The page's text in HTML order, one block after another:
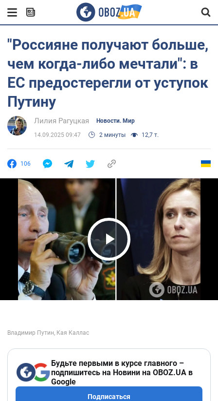
"Россияне получают больше,
чем когда-либо мечтали": в
ЕС предостерегли от уступок
Путину
Лилия Рагуцкая Новости. Мир
14.09.2025 09:47 2 минуты 12,7 т.
106
Play Video
Будьте первыми в курсе главного –
подпишитесь на Новини на OBOZ.UA в
Google
Подписаться